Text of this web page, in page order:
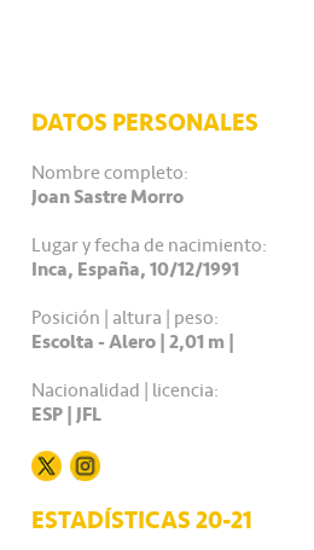
DATOS PERSONALES
Nombre completo:
Joan Sastre Morro
Lugar y fecha de nacimiento:
Inca, España, 10/12/1991
Posición | altura | peso:
Escolta - Alero | 2,01 m |
Nacionalidad | licencia:
ESP | JFL
ESTADÍSTICAS 20-21